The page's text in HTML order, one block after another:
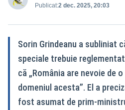
Publicat:2 dec. 2025, 20:03
Sorin Grindeanu a subliniat
speciale trebuie
că „România are nevoie de
domeniul acesta”. El a
fost asumat de prim-